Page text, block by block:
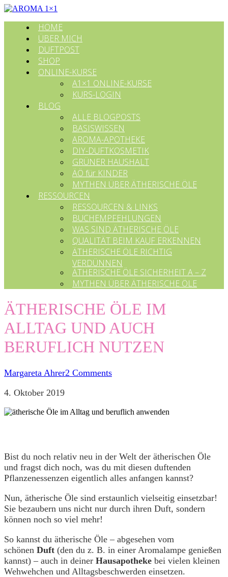
HOME
ÜBER MICH
DUFTPOST
SHOP
ONLINE-KURSE
A1×1 ONLINE-KURSE
KURS-LOGIN
BLOG
ALLE BLOGPOSTS
BASISWISSEN
AROMA-APOTHEKE
DIY-DUFTKOSMETIK
GRÜNER HAUSHALT
ÄÖ für KINDER
MYTHEN ÜBER ÄTHERISCHE ÖLE
RESSOURCEN
RESSOURCEN & LINKS
BUCHEMPFEHLUNGEN
WAS SIND ÄTHERISCHE ÖLE
QUALITÄT BEIM KAUF ERKENNEN
ÄTHERISCHE ÖLE RICHTIG
VERDÜNNEN
ÄTHERISCHE ÖLE SICHERHEIT A – Z
MYTHEN ÜBER ÄTHERISCHE ÖLE
ÄTHERISCHE ÖLE IM
ALLTAG UND AUCH
BERUFLICH NUTZEN
Margareta Ahrer2 Comments
4. Oktober 2019
Bist du noch relativ neu in der Welt der ätherischen Öle
und fragst dich noch, was du mit diesen duftenden
Pflanzenessenzen eigentlich alles anfangen kannst?
Nun, ätherische Öle sind erstaunlich vielseitig einsetzbar!
Sie bezaubern uns nicht nur durch ihren Duft, sondern
können noch so viel mehr!
So kannst du ätherische Öle – abgesehen vom
schönen Duft (den du z. B. in einer Aromalampe genießen
kannst) – auch in deiner Hausapotheke bei vielen kleinen
Wehwehchen und Alltagsbeschwerden einsetzen.